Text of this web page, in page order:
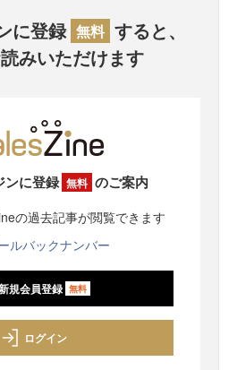
に登録 無料 すると、
みいただけます
ンに登録 無料 のご案内
の過去記事が閲覧できます
ルバックナンバー
規会員登録 無料
ログイン